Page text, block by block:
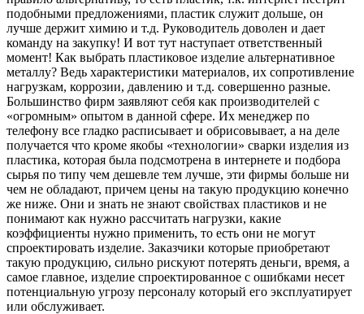
подобными предложениями, пластик служит дольше, он
лучше держит химию и т.д. Руководитель доволен и дает
команду на закупку! И вот тут наступает ответственный
момент! Как выбрать пластиковое изделие альтернативное
металлу? Ведь характеристики материалов, их сопротивление
нагрузкам, коррозии, давлению и т.д. совершенно разные.
Большинство фирм заявляют себя как производителей с
«огромным» опытом в данной сфере. Их менеджер по
телефону все гладко расписывает и обрисовывает, а на деле
получается что кроме якобы «технологии» сварки изделия из
пластика, которая была подсмотрена в интернете и подбора
сырья по типу чем дешевле тем лучше, эти фирмы больше ни
чем не обладают, причем цены на такую продукцию конечно
же ниже. Они и знать не знают свойствах пластиков и не
понимают как нужно рассчитать нагрузки, какие
коэффициенты нужно применить, то есть они не могут
спроектировать изделие. Заказчики которые приобретают
такую продукцию, сильно рискуют потерять деньги, время, а
самое главное, изделие спроектированное с ошибками несет
потенциальную угрозу персоналу который его эксплуатирует
или обслуживает.